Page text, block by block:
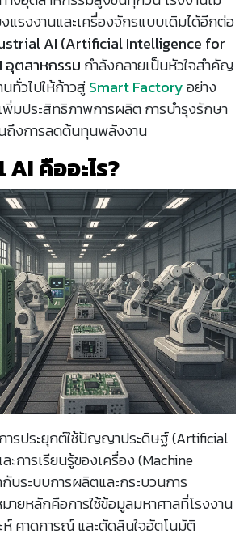
แรงงานและเครื่องจักรแบบเดิมได้อีกต่อ
AI (Artificial Intelligence for
อุตสาหกรรม กำลังกลายเป็นหัวใจสำคัญ
ทั่วไปให้ก้าวสู่Smart Factoryอย่าง
มประสิทธิภาพการผลิต การบำรุงรักษา
ถึงการลดต้นทุนพลังงาน
คืออะไร?
ารประยุกต์ใช้ปัญญาประดิษฐ์ (Artificial
ะการเรียนรู้ของเครื่อง (Machine
กับระบบการผลิตและกระบวนการ
ายหลักคือการใช้ข้อมูลมหาศาลที่โรงงาน
ห์ คาดการณ์ และตัดสินใจอัตโนมัติ